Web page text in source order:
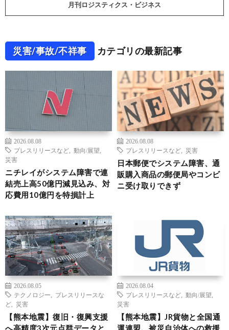
月刊ロジスティクス・ビジネス
災害/事故/不祥事 カテゴリの最新記事
2026.08.08
プレスリリースなど
動向/展望
災害
ニチレイがシステム障害で連
結売上高50億円減見込み、対
応費用10億円を特損計上
2026.08.08
プレスリリースなど
災害
日本郵便でシステム障害、通
販購入商品の郵便局やコンビ
ニ受け取りできず
2026.08.05
テクノロジー
プレスリリースな
ど
災害
【熊本地震】復旧・復興支援
へ高精度3次元点群データと
2026.08.04
プレスリリースなど
動向/展望
災害
【熊本地震】JR貨物と全国通
運連盟、被災自治体への救援